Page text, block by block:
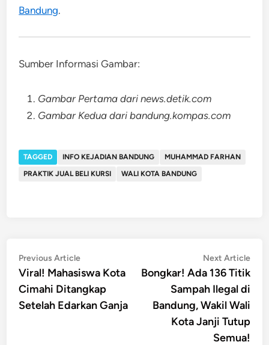
Bandung.
Sumber Informasi Gambar:
Gambar Pertama dari news.detik.com
Gambar Kedua dari bandung.kompas.com
TAGGED INFO KEJADIAN BANDUNG
MUHAMMAD FARHAN
PRAKTIK JUAL BELI KURSI
WALI KOTA BANDUNG
Post
navigation
Previous ArticlePrevious
article:
Viral! Mahasiswa Kota
Cimahi Ditangkap
Setelah Edarkan Ganja
Next Article
Bongkar! Ada 136 Titik
Sampah Ilegal di
Bandung, Wakil Wali
Kota Janji Tutup
Semua!